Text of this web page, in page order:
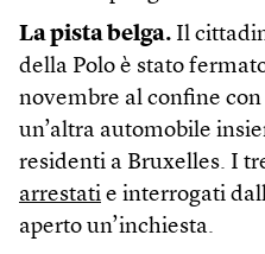
La pista belga. Il
della Polo è stato
novembre al confine
un’altra automobile
residenti a Bruxelles. I
arrestati e interrogati
aperto un’inchiesta.